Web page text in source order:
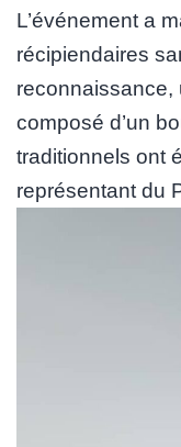
L’événement a
récipiendaires
reconnaissance,
composé d’un
traditionnels ont
représentant du